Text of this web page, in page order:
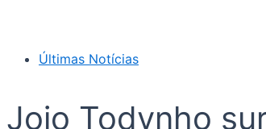
Últimas Notícias
Jojo Todynho